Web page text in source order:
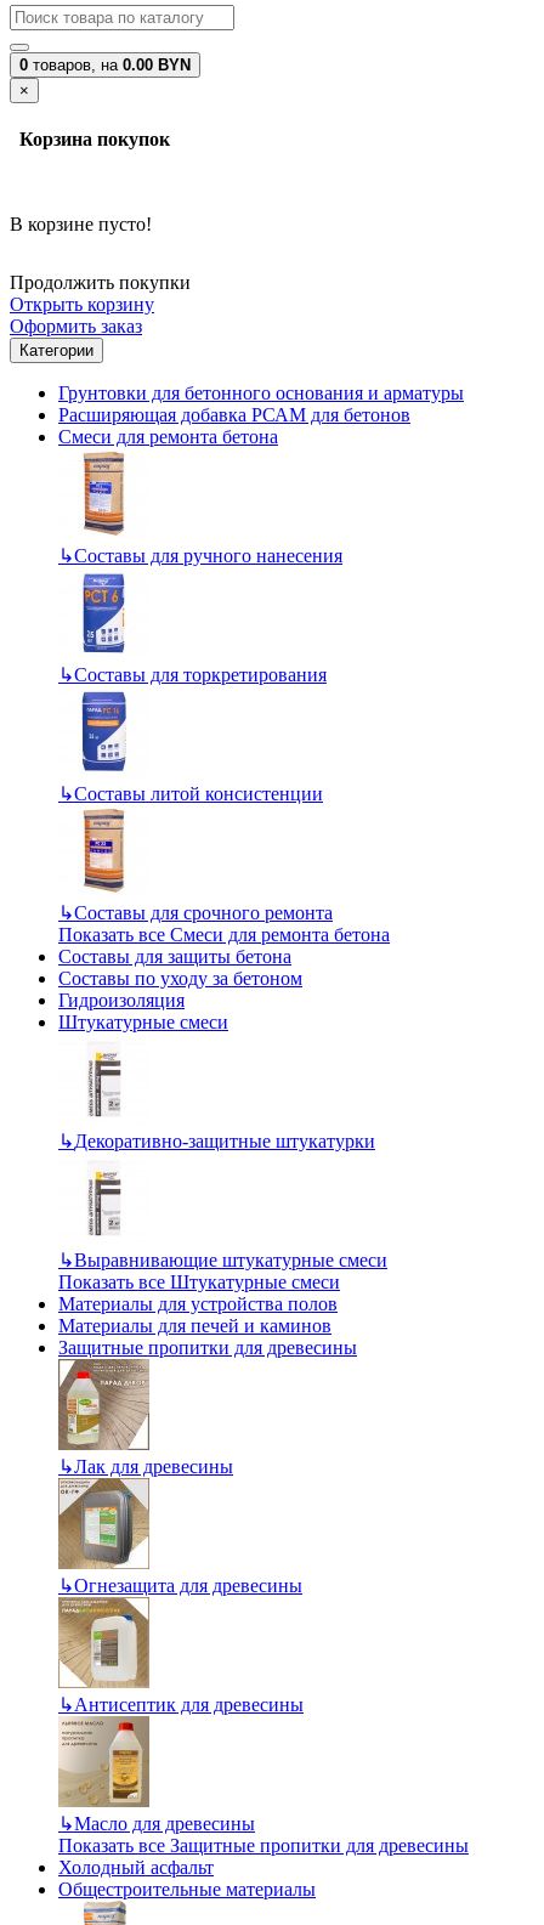
0 товаров, на 0.00 BYN
×
Корзина покупок
В корзине пусто!
Продолжить покупки
Открыть корзину
Оформить заказ
Категории
Грунтовки для бетонного основания и арматуры
Расширяющая добавка РСАМ для бетонов
Смеси для ремонта бетона
↳Составы для ручного нанесения
↳Составы для торкретирования
↳Составы литой консистенции
↳Составы для срочного ремонта
Показать все Смеси для ремонта бетона
Составы для защиты бетона
Составы по уходу за бетоном
Гидроизоляция
Штукатурные смеси
↳Декоративно-защитные штукатурки
↳Выравнивающие штукатурные смеси
Показать все Штукатурные смеси
Материалы для устройства полов
Материалы для печей и каминов
Защитные пропитки для древесины
↳Лак для древесины
↳Огнезащита для древесины
↳Антисептик для древесины
↳Масло для древесины
Показать все Защитные пропитки для древесины
Холодный асфальт
Общестроительные материалы